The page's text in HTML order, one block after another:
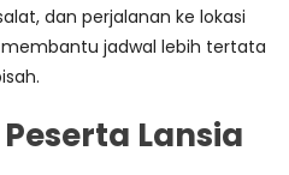
dan perjalanan ke lokasi
jadwal lebih tertata
Lansia